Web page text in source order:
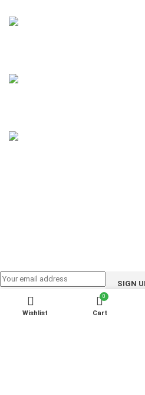
Wishlist
0
Cart